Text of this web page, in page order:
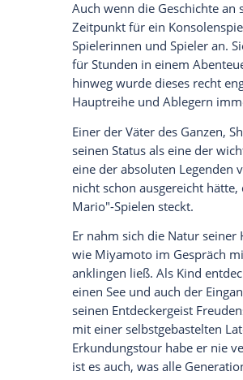
Wir benötigen Ihre
anzuzeigen. Sie können
jetzt aktivieren
Ich bin damit
Daten an Drittplattformen
Zu den Klängen von
ungeahnter Ausmaße,
Games nach sich
Videospielfans
alleine in der
Schwert. Sie konnten
erkunden, sich dem
Ohne eine Höhle kein